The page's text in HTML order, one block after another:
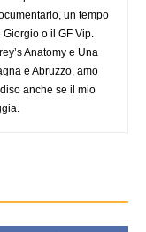
un tempo
o il GF Vip.
Anatomy e Una
e Abruzzo, amo
anche se il mio